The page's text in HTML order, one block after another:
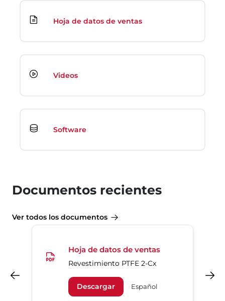
Hoja de datos de ventas
Videos
Software
Documentos recientes
Ver todos los documentos
Hoja de datos de ventas
Revestimiento PTFE 2-Cx
Descargar Español
Siguiente